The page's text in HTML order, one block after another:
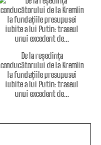
De la reședința
conducătorului de la Kremlin
la fundațiile presupusei
iubite a lui Putin: traseul
unui excedent de…